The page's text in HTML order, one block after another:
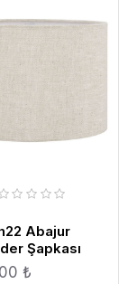
Abajur
Şapkası
₺